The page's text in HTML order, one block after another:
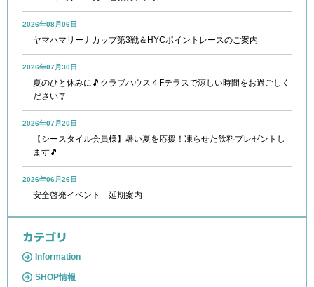
2026年08月06日
ヤマハマリーナカップ第3戦＆HYCポイントレースのご案内
2026年07月30日
夏のひと休みに🎵クラブハウス４Fテラスで涼しい時間をお過ごしく
ださい🎐
2026年07月20日
【シースタイル会員様】暑い夏を応援！凍らせた飲料プレゼントし
ます🎵
2026年06月26日
安全啓発イベント 延期案内
カテゴリ
Information
SHOP情報